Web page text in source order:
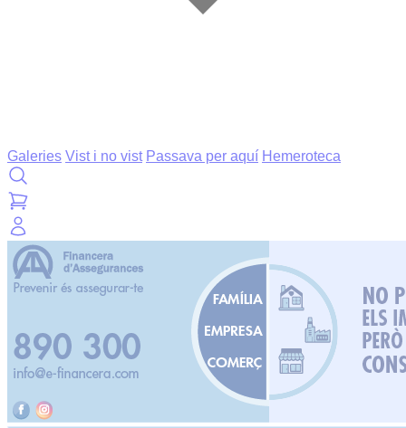
Galeries Vist i no vist Passava per aquí Hemeroteca